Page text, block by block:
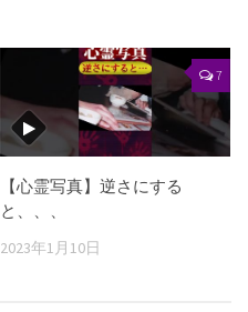
7
【心霊写真】逆さにする
と、、、
2023年1月10日